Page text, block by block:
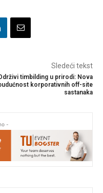
Sledeći tekst
timbilding u prirodi: Nova
korporativnih off-site
sastanaka
-